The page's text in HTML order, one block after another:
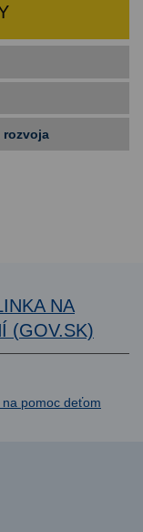
rozvoja
NA
(GOV.SK)